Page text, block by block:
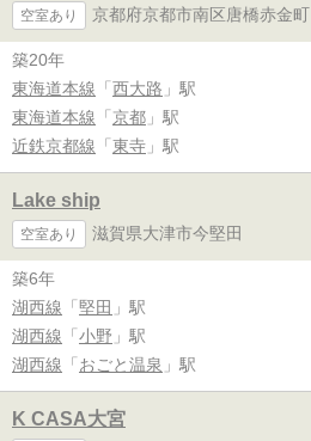
空室あり 京都府京都市南区唐橋赤金町
築20年
東海道本線 「 西大路 」駅
東海道本線 「 京都 」駅
近鉄京都線 「 東寺 」駅
Lake ship
空室あり 滋賀県大津市今堅田
築6年
湖西線 「 堅田 」駅
湖西線 「 小野 」駅
湖西線 「 おごと温泉 」駅
K CASA大宮